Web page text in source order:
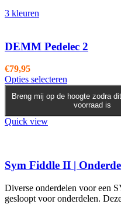
3 kleuren
DEMM Pedelec 2
€79,95
Opties selecteren
product
heeft
meerdere
gekozen
worden
op
de
productpagina
Breng mij op de hoogte zodra
voorraad is
Quick view
Sym Fiddle II |
Diverse onderdelen voor een
gesloopt voor onderdelen.